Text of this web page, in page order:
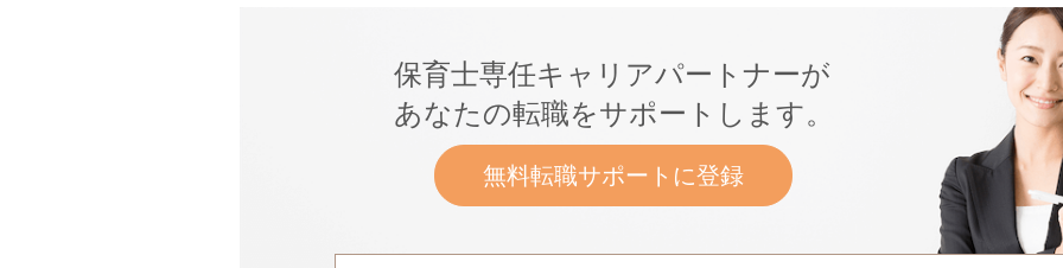
保育士専任キャリアパートナーが
あなたの転職をサポートします。
無料転職サポートに登録